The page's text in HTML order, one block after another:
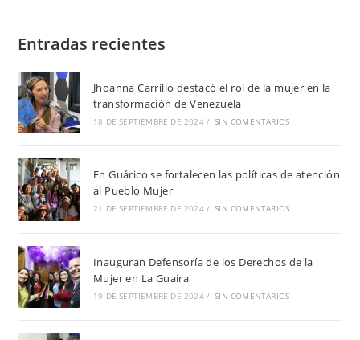
Entradas recientes
Jhoanna Carrillo destacó el rol de la mujer en la
transformación de Venezuela
18 DE SEPTIEMBRE DE 2024 / SIN COMENTARIOS
En Guárico se fortalecen las políticas de atención
al Pueblo Mujer
21 DE SEPTIEMBRE DE 2024 / SIN COMENTARIOS
Inauguran Defensoría de los Derechos de la
Mujer en La Guaira
19 DE SEPTIEMBRE DE 2024 / SIN COMENTARIOS